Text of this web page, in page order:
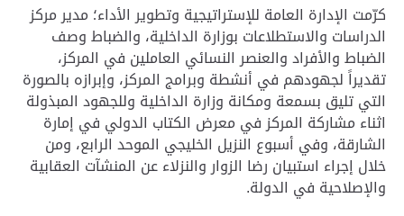
كرّمت الإدارة العامة للإستراتيجية وتطوير الأداء؛ مدير مركز
الدراسات والاستطلاعات بوزارة الداخلية، والضباط وصف
الضباط والأفراد والعنصر النسائي العاملين في المركز،
تقديراً لجهودهم في أنشطة وبرامج المركز، وإبرازه بالصورة
التي تليق بسمعة ومكانة وزارة الداخلية وللجهود المبذولة
اثناء مشاركة المركز في معرض الكتاب الدولي في إمارة
الشارقة، وفي أسبوع النزيل الخليجي الموحد الرابع، ومن
خلال إجراء استبيان رضا الزوار والنزلاء عن المنشآت العقابية
والإصلاحية في الدولة.